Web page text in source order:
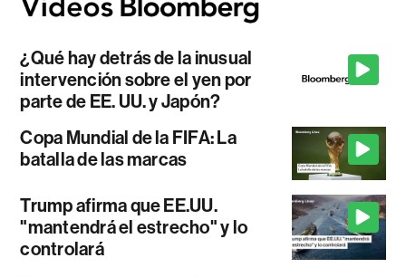
¿Qué hay detrás de la inusual
intervención sobre el yen por
parte de EE. UU. y Japón?
Copa Mundial de la FIFA: La
batalla de las marcas
Trump afirma que EE.UU.
"mantendrá el estrecho" y lo
controlará